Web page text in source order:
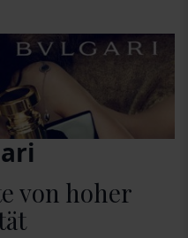
von hoher